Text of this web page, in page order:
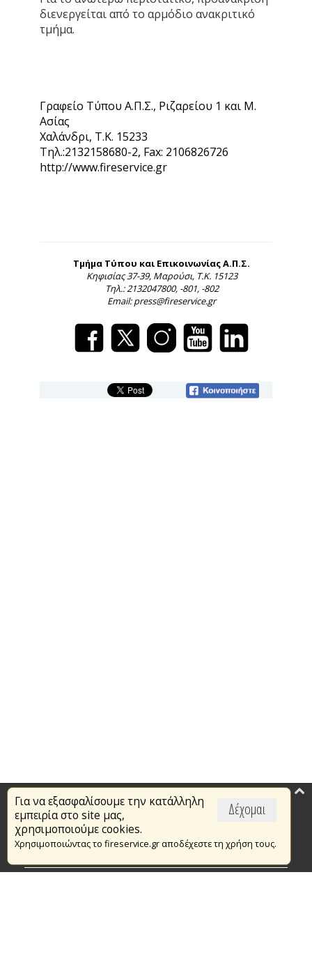
διενεργείται από το αρμόδιο ανακριτικό
τμήμα.
Γραφείο Τύπου Α.Π.Σ., Ριζαρείου 1 και Μ.
Ασίας
Χαλάνδρι, Τ.Κ. 15233
Τηλ.:2132158680-2, Fax: 2106826726
http://www.fireservice.gr
Τμήμα Τύπου και Επικοινωνίας Α.Π.Σ.
Κηφισίας 37-39, Μαρούσι, Τ.Κ. 15123
Τηλ.: 2132047800, -801, -802
Email: press@fireservice.gr
Δέχομαι
Για να εξασφαλίσουμε την κατάλληλη
εμπειρία στο site μας,
χρησιμοποιούμε cookies.
Χρησιμοποιώντας το fireservice.gr αποδέχεστε τη χρήση τους.
Επικαιρότητα
Το Πυροσβεστικό Σώμα